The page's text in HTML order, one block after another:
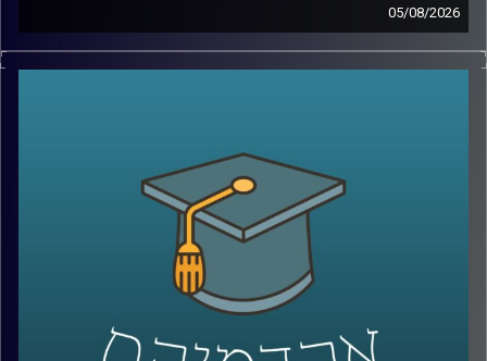
05/08/2026
כולנו מזמינים היום כמעט הכול בלחיצת כפתור, אוכל, בגדים,
תרופות, אפילו את הקניות לסוף השבוע. אבל כמה מאיתנו
שגורמת לנו לחזור שוב ושוב, ואיך משלבים בין טכנולוגיה,
דאטה, לוגיסטיקה ובעיקר הבנה של בני אדם?
כדי לדבר על כל זה נמצא איתי היום צביקה ביידא, לשעבר
נדבר על מה באמת עומד מאחורי חוויית לקוח טובה, איך
ארגונים חושבים על חדשנות, ואיך בינה מלאכותית הולכת
לשנות את הדרך שבה כולנו קונים, עובדים ומקבלים החלטות